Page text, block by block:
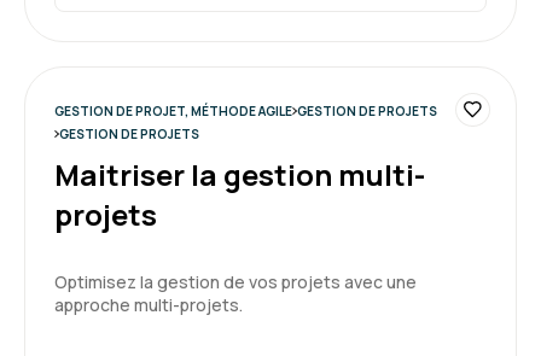
Formation : Conduire et gérer un projet - niveau 2
GESTION DE PROJET, MÉTHODE AGILE GESTION DE PROJETS
GESTION DE PROJETS
Maitriser la gestion multi-
projets
Optimisez la gestion de vos projets avec une
approche multi-projets.